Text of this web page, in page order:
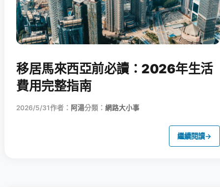
移居馬來西亞前必讀：2026年生活
費用完整指南
2026/5/31作者： 阿湯分類： 網路大小事
繼續閱讀→